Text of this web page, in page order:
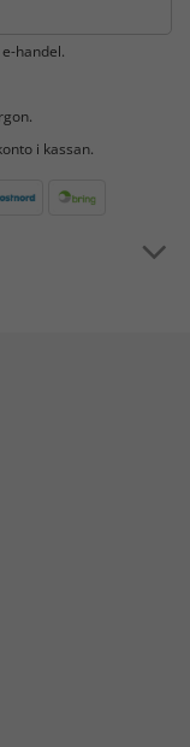
handel.
i kassan.